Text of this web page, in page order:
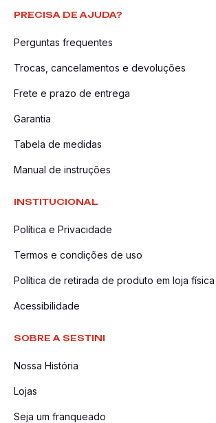
PRECISA DE AJUDA?
Perguntas frequentes
Trocas, cancelamentos e devoluções
Frete e prazo de entrega
Garantia
Tabela de medidas
Manual de instruções
INSTITUCIONAL
Política e Privacidade
Termos e condições de uso
Política de retirada de produto em loja física
Acessibilidade
SOBRE A SESTINI
Nossa História
Lojas
Seja um franqueado